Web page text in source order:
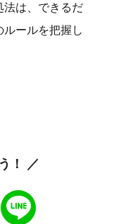
法は、できるだ
ールを把握し
！ ／